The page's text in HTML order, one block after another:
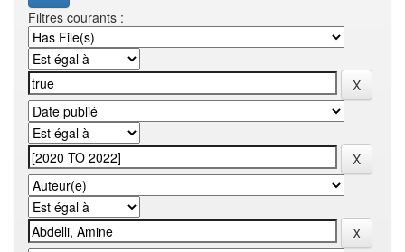
Filtres courants :